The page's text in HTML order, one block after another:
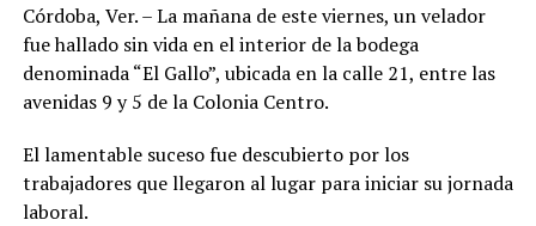
Córdoba, Ver. – La mañana de este viernes, un velador
fue hallado sin vida en el interior de la bodega
denominada “El Gallo”, ubicada en la calle 21, entre las
avenidas 9 y 5 de la Colonia Centro.
El lamentable suceso fue descubierto por los
trabajadores que llegaron al lugar para iniciar su jornada
laboral.